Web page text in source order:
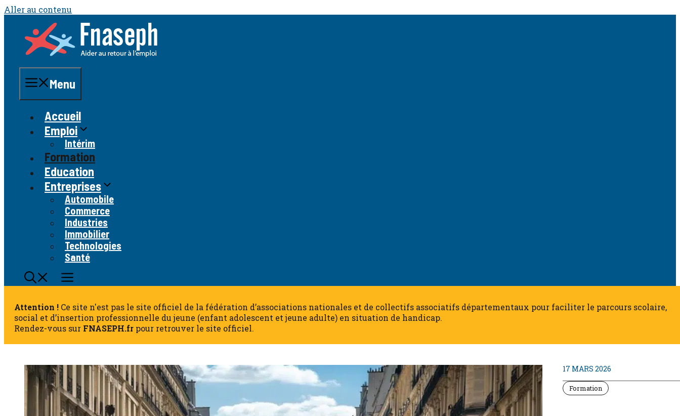
Aller au contenu
Menu
Accueil
Emploi
Intérim
Formation
Education
Entreprises
Automobile
Commerce
Industries
Immobilier
Technologies
Santé
Attention ! Ce site n'est pas le site officiel de la fédération d’associations nationales et de collectifs associatifs départementaux pour faciliter le parcours scolaire,
social et d’insertion professionnelle du jeune (enfant adolescent et jeune adulte) en situation de handicap.
Rendez-vous sur FNASEPH.fr pour retrouver le site officiel.
17 MARS 2026
Formation